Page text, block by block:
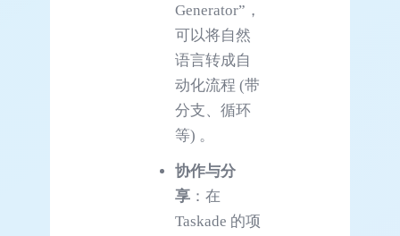
Generator”，
可以将自然
语言转成自
动化流程 (带
分支、循环
等) 。
协作与分
享 ：在
Taskade 的项